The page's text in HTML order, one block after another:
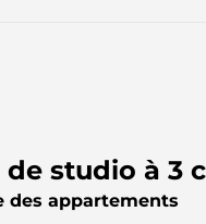
studio à 3
des appartements